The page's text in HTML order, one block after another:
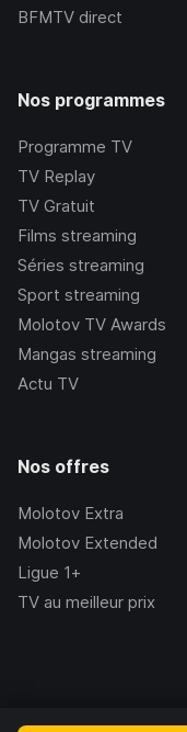
BFMTV direct
Nos programmes
Programme TV
TV Replay
TV Gratuit
Films streaming
Séries streaming
Sport streaming
Molotov TV Awards
Mangas streaming
Actu TV
Nos offres
Molotov Extra
Molotov Extended
Ligue 1+
TV au meilleur prix